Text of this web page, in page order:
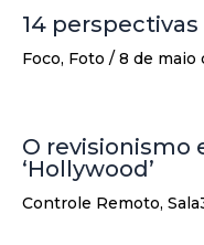
14
Foco, Foto / 8 de maio
O revisionismo
‘Hollywood’
Controle Remoto,